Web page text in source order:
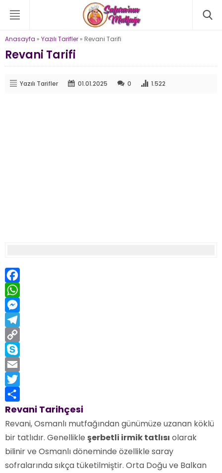
Anasayfa » Yazılı Tarifler » Revani Tarifi
Revani Tarifi
Yazılı Tarifler 01.01.2025 0 1.522
Facebook
WhatsApp
Messenger
Telegram
Copy
Link
Skype
Email
Twitter
Share
Revani Tarihçesi
Revani, Osmanlı mutfağından günümüze uzanan köklü
bir tatlıdır. Genellikle şerbetli irmik tatlısı olarak
bilinir ve Osmanlı döneminde özellikle saray
sofralarında sıkça tüketilmiştir. Orta Doğu ve Balkan